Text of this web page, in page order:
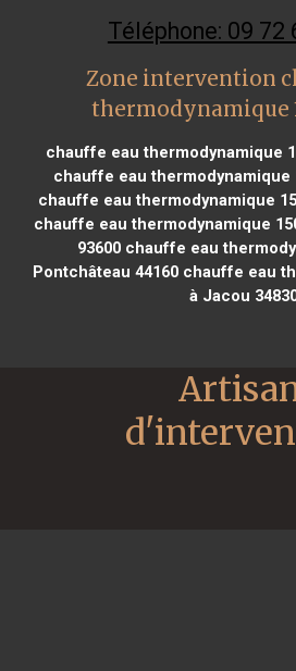
Téléphone: 09 72
Zone intervention
thermodynamique
chauffe eau thermodynamique
chauffe eau thermodynamique
chauffe eau thermodynamique
chauffe eau thermodynamique
93600chauffe eau
Pontchâteau 44160chauffe eau
à Jacou